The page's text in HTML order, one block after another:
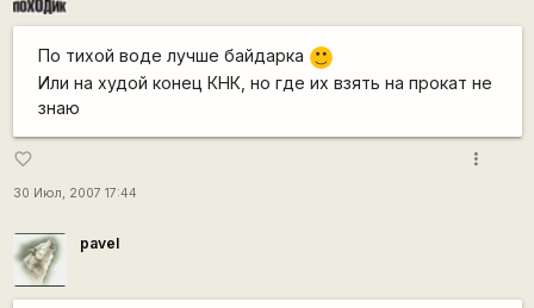
По тихой воде лучше байдарка
:)
Или на худой конец КНК, но где их взять на прокат не
знаю
favorite_border
30 Июл, 2007 17:44
more_vert
pavel